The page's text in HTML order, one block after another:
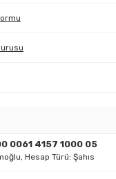
0061 4157 1000 05
Hesap Türü: Şahıs